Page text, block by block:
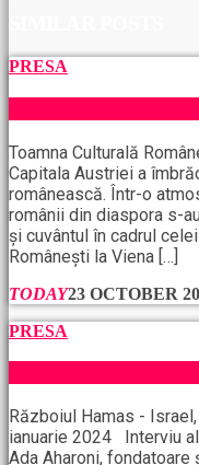
PRESA
Toamna Culturală
Toamna Culturală
Capitala Austriei a
românească. Într-o
românii din diaspora s-
și cuvântul în cadrul
Românești la Viena […]
TODAY23 OCTOBER
PRESA
Războiul Hamas,
Războiul Hamas -
ianuarie 2024 Interviu
Ada Aharoni,